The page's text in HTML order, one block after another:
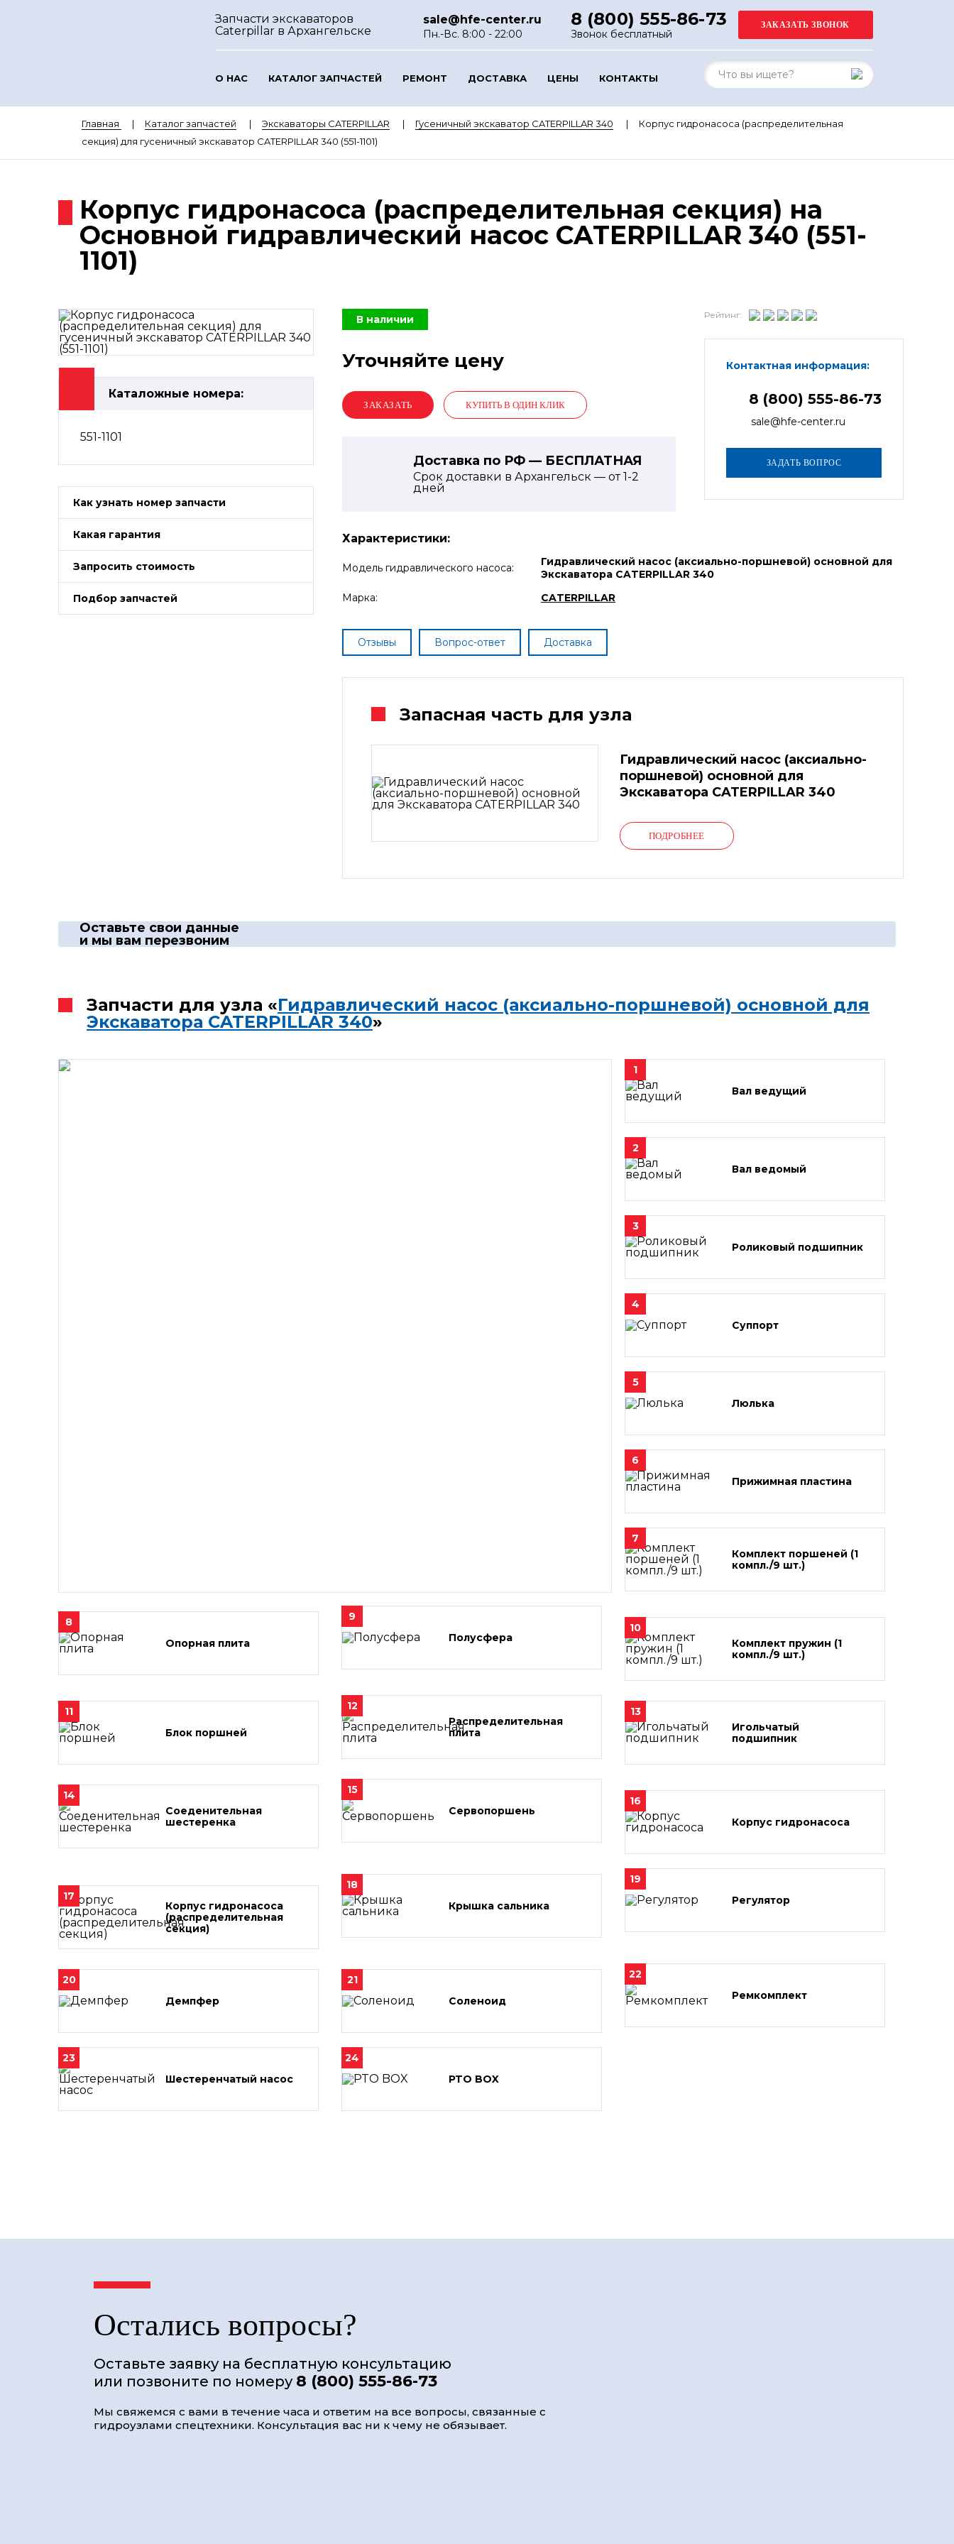
Запчасти экскаваторов
Caterpillar в Архангельске
sale@hfe-center.ru
Пн.-Вс. 8:00 - 22:00
8 (800) 555-86-73
Звонок бесплатный
О НАС КАТАЛОГ ЗАПЧАСТЕЙ РЕМОНТ ДОСТАВКА ЦЕНЫ КОНТАКТЫ
Главная Каталог запчастей Экскаваторы CATERPILLAR Гусеничный экскаватор CATERPILLAR 340
Корпус гидронасоса (распределительная
секция) для гусеничный экскаватор CATERPILLAR 340 (551-1101)
Корпус гидронасоса (распределительная секция) на
Основной гидравлический насос CATERPILLAR 340 (551-
1101)
Каталожные номера:
551-1101
Как узнать номер запчасти
Какая гарантия
Запросить стоимость
Подбор запчастей
В наличии
Уточняйте цену
КУПИТЬ В ОДИН КЛИК
Доставка по РФ — БЕСПЛАТНАЯ
Срок доставки в Архангельск — от1-2
дней
Рейтинг:
Контактная информация:
8 (800) 555-86-73
sale@hfe-center.ru
Характеристики:
Модель гидравлического насоса:
Гидравлический насос (аксиально-поршневой) основной для
Экскаватора CATERPILLAR 340
Марка:
CATERPILLAR
Отзывы Вопрос-ответ Доставка
Запасная часть для узла
Гидравлический насос (аксиально-
поршневой) основной для
Экскаватора CATERPILLAR 340
ПОДРОБНЕЕ
Оставьте свои данные
и мы вам перезвоним
Запчасти для узла «Гидравлический насос (аксиально-поршневой) основной для
Экскаватора CATERPILLAR 340»
1
Вал ведущий
2
Вал ведомый
3
Роликовый подшипник
4
Суппорт
5
Люлька
6
Прижимная пластина
7
Комплект поршеней (1
компл./9 шт.)
8
Опорная плита
9
Полусфера
10
Комплект пружин (1
компл./9 шт.)
11
Блок поршней
12
Распределительная
плита
13
Игольчатый
подшипник
14
Соеденительная
шестеренка
15
Сервопоршень
16
Корпус гидронасоса
17
Корпус гидронасоса
(распределительная
секция)
18
Крышка сальника
19
Регулятор
20
Демпфер
21
Соленоид
22
Ремкомплект
23
Шестеренчатый насос
24
PTO BOX
Остались вопросы?
Оставьте заявку на бесплатную консультацию
или позвоните по номеру 8 (800) 555-86-73
Мы свяжемся с вами в течение часа и ответим на все вопросы, связанные с
гидроузлами спецтехники. Консультация вас ни к чему не обязывает.